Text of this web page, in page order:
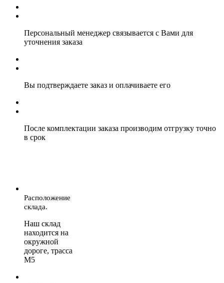
Персональный менеджер связывается с Вами для
уточнения заказа
Вы подтверждаете заказ и оплачиваете его
После комплектации заказа производим отгрузку точно
в срок
Расположение
склада.
Наш склад
находится на
окружной
дороге, трасса
М5